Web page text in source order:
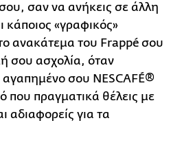
σαν να ανήκεις σε άλλη
κάποιος «γραφικός»
ανακάτεμα του Frappé σου
σου ασχολία, όταν
αγαπημένο σου NESCAFÉ®
που πραγματικά θέλεις με
αδιαφορείς για τα